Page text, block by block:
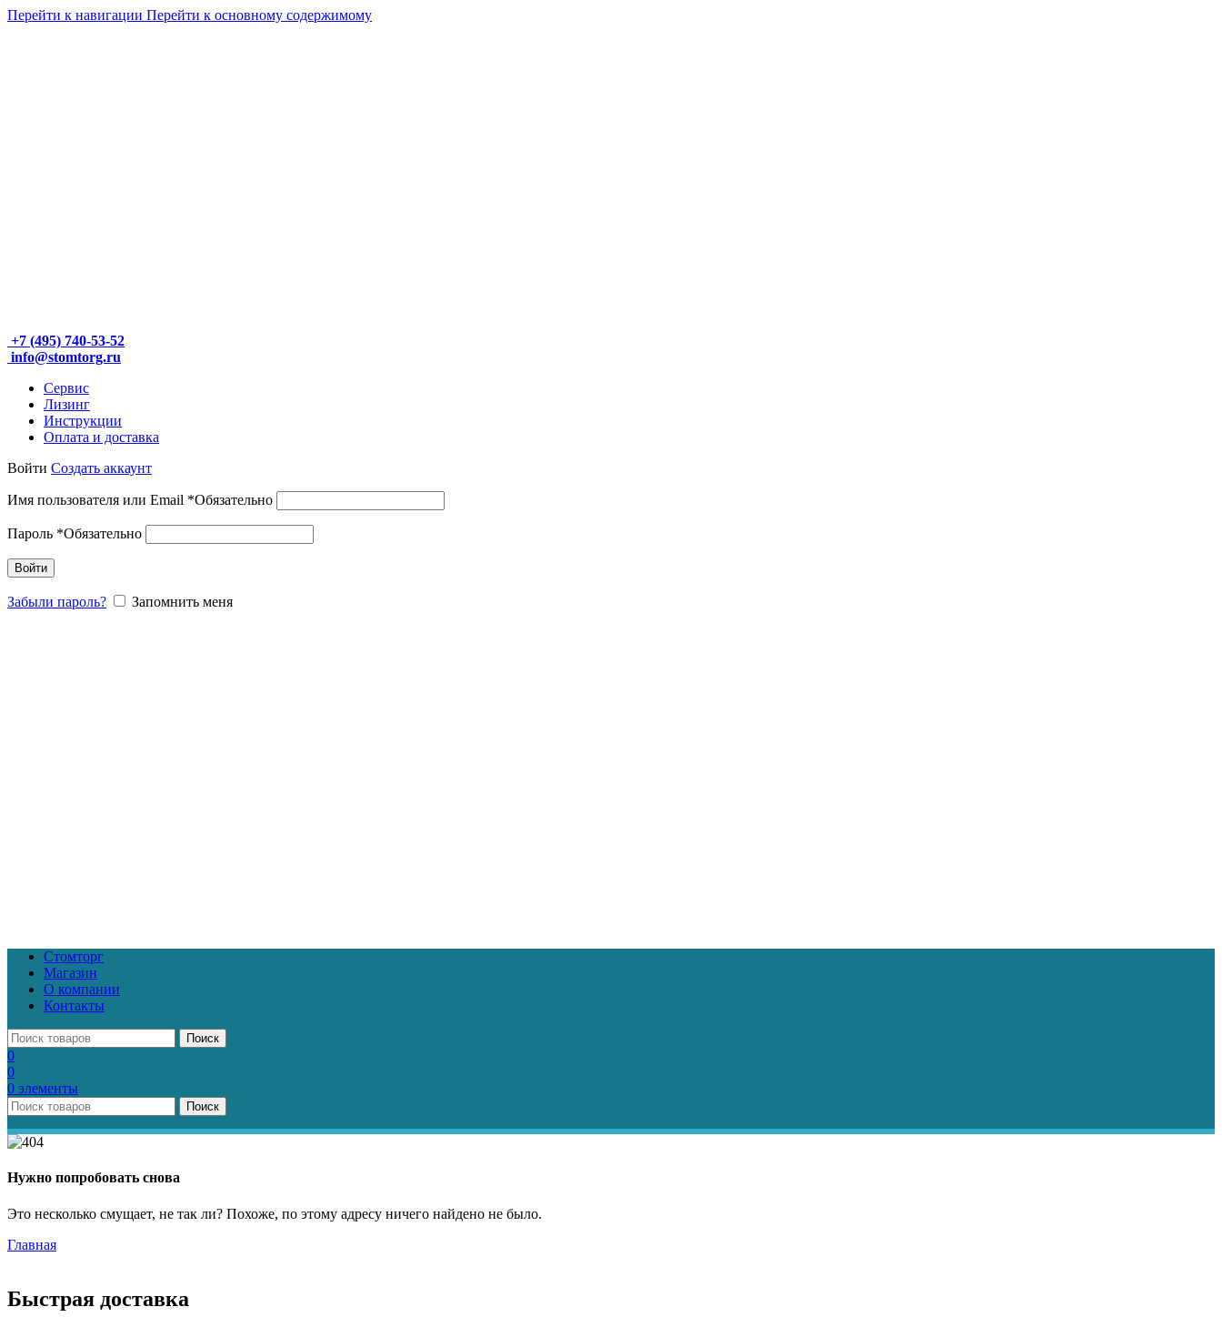
Перейти к навигации Перейти к основному содержимому
+7 (495) 740-53-52
info@stomtorg.ru
Сервис
Лизинг
Инструкции
Оплата и доставка
Войти Создать аккаунт
Имя пользователя или Email *Обязательно
Пароль *Обязательно
Войти
Забыли пароль? Запомнить меня
Стомторг
Магазин
О компании
Контакты
Поиск
0
0
0 элементы
Поиск
Нужно попробовать снова
Это несколько смущает, не так ли? Похоже, по этому адресу ничего найдено не было.
Главная
Быстрая доставка